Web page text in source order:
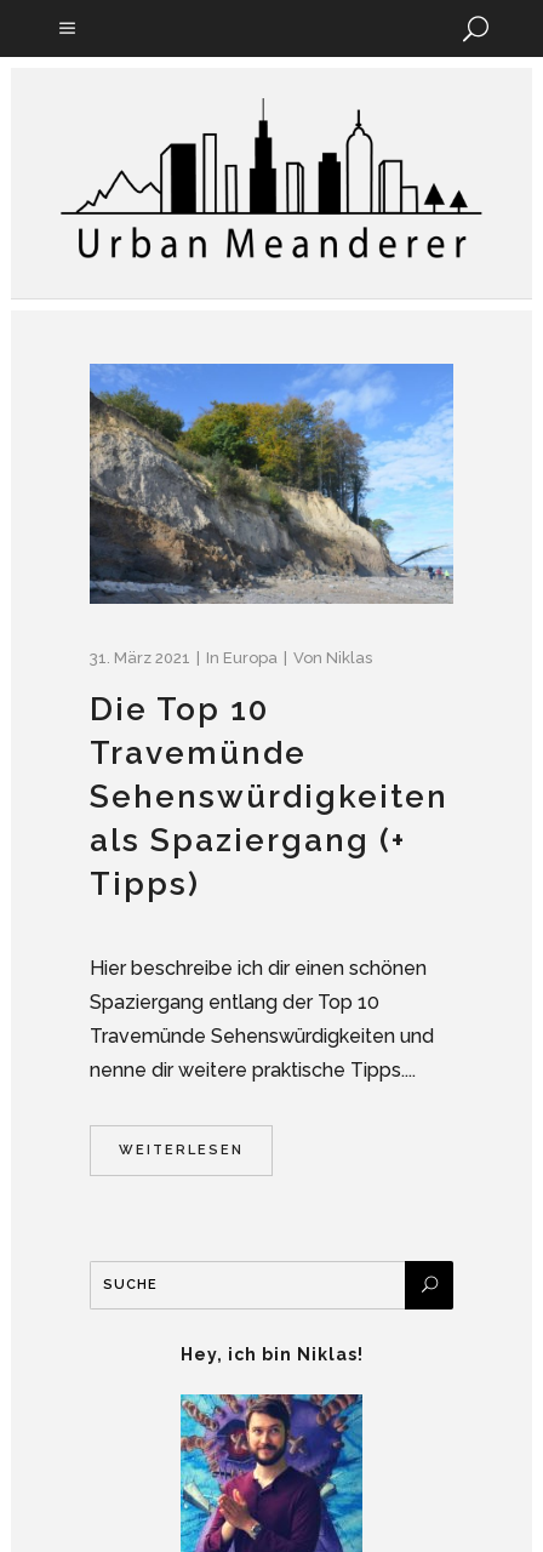
31. März 2021 In Europa Von Niklas
Die Top 10
Travemünde
Sehenswürdigkeiten
als Spaziergang (+
Tipps)
Hier beschreibe ich dir einen schönen
Spaziergang entlang der Top 10
Travemünde Sehenswürdigkeiten und
nenne dir weitere praktische Tipps....
WEITERLESEN
Hey, ich bin Niklas!